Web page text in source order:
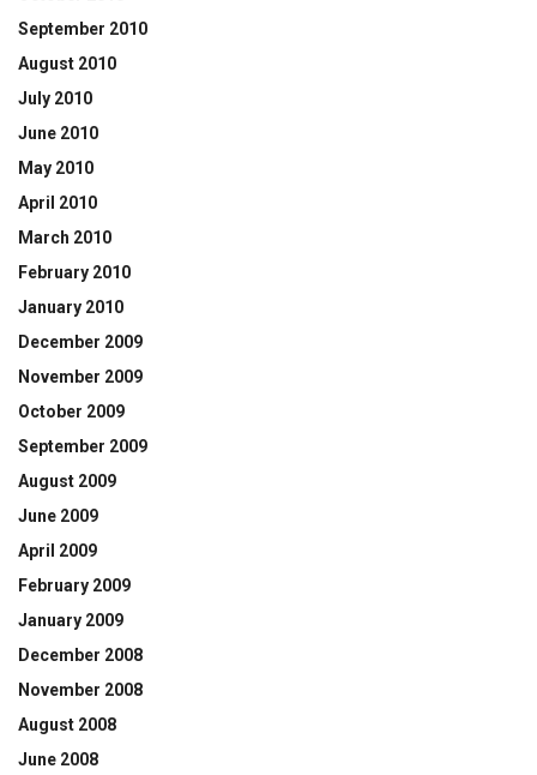
September 2010
August 2010
July 2010
June 2010
May 2010
April 2010
March 2010
February 2010
January 2010
December 2009
November 2009
October 2009
September 2009
August 2009
June 2009
April 2009
February 2009
January 2009
December 2008
November 2008
August 2008
June 2008